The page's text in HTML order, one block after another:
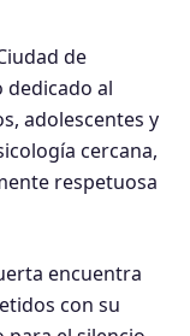
de
dedicado al
adolescentes y
cercana,
respetuosa
encuentra
con su